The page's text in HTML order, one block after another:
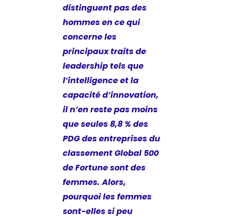
distinguent pas des
hommes en ce qui
concerne les
principaux traits de
leadership tels que
l’intelligence et la
capacité d’innovation,
il n’en reste pas moins
que seules 8,8 % des
PDG des entreprises du
classement Global 500
de Fortune sont des
femmes. Alors,
pourquoi les femmes
sont-elles si peu